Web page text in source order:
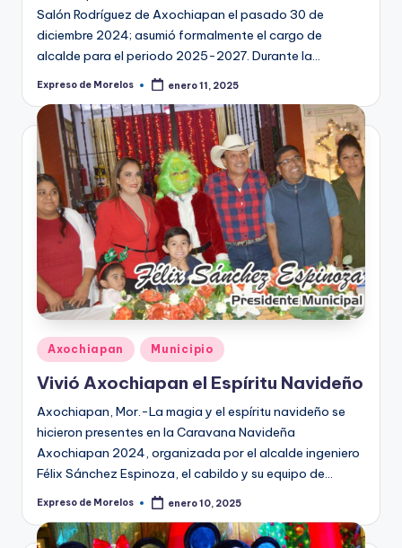
Salón Rodríguez de Axochiapan el pasado 30 de
diciembre 2024; asumió formalmente el cargo de
alcalde para el periodo 2025-2027. Durante la…
Publicado
Expreso de Morelos enero 11, 2025
Publicado
en
Axochiapan Municipio
Vivió Axochiapan el Espíritu Navideño
Axochiapan, Mor.-La magia y el espíritu navideño se
hicieron presentes en la Caravana Navideña
Axochiapan 2024, organizada por el alcalde ingeniero
Félix Sánchez Espinoza, el cabildo y su equipo de…
Publicado
Expreso de Morelos enero 10, 2025